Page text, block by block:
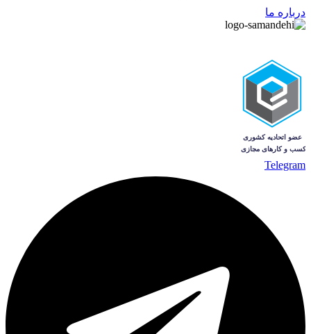
درباره ما
Telegram